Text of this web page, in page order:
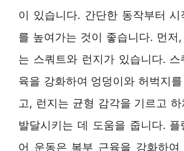
이 있습니다. 간단한 동작부터 시
를 높여가는 것이 좋습니다. 먼저
는 스쿼트와 런지가 있습니다.
육을 강화하여 엉덩이와 허벅지
고, 런지는 균형 감각을 기르고
발달시키는 데 도움을 줍니다. 플
어 운동은 복부 근육을 강화하여